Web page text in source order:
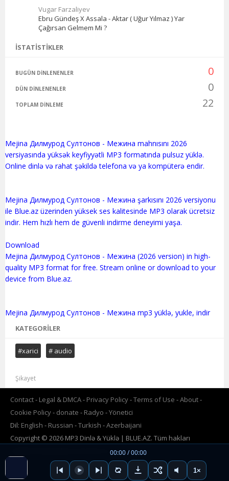
Vugar Farzaliyev
Ebru Gündeş X Assala - Aktar ( Uğur Yılmaz ) Yar
Çağırsan Gelmem Mi ?
İSTATISTIKLER
BUGÜN DINLENENLER 0
DÜN DINLENENLER 0
TOPLAM DINLEME 22
Mejina Дилмурод Султонов - Межина mahnısını 2026
versiyasında yüksək keyfiyyətli MP3 formatında pulsuz yüklə.
Online dinlə və rahat şəkildə telefona və ya kompüterə endir.
Mejina Дилмурод Султонов - Межина şarkısını 2026 versiyonu
ile Blue.az üzerinden yüksek ses kalitesinde MP3 olarak ücretsiz
indir. Hem hızlı hem de güvenli indirme deneyimi yaşa.
Download
Mejina Дилмурод Султонов - Межина (2026 version) in high-
quality MP3 format for free. Stream online or download to your
device from Blue.az.
KATEGORILER
#xarici # audio
Şikayet
Contact Legal & DMCA Privacy Policy Terms of Use
About
Cookie Policy
donate Radyo
Yönetici
Dil: English Russian Turkish
Azerbaijani
Copyright © 2026 MP3 Dinlə & Yüklə | BLUE.AZ. Tüm hakları
www.BLUE.az00:00 / 00:00
1×